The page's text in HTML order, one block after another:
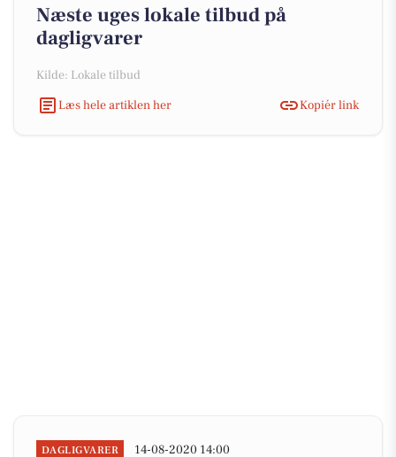
Næste uges lokale tilbud på
dagligvarer
Kilde: Lokale tilbud
Læs hele artiklen her
Kopiér link
DAGLIGVARER 14-08-2020 14:00